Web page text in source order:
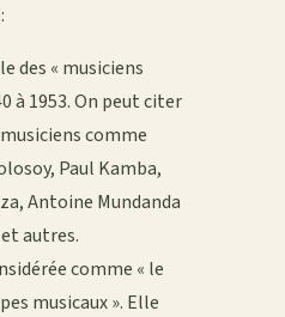
des « musiciens
à 1953. On peut citer
comme
Paul Kamba,
Antoine Mundanda
autres.
comme « le
musicaux ». Elle